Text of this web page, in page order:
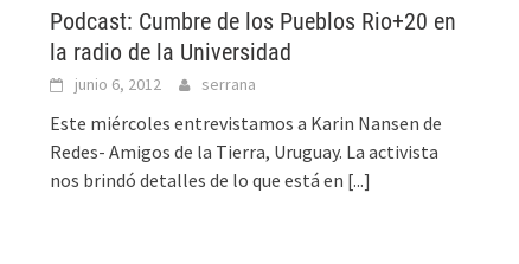
Podcast: Cumbre de los Pueblos Rio+20 en
la radio de la Universidad
junio 6, 2012 serrana
Este miércoles entrevistamos a Karin Nansen de
Redes- Amigos de la Tierra, Uruguay. La activista
nos brindó detalles de lo que está en [...]